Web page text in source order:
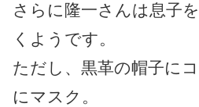
さらに隆一さんは息子
くようです。
ただし、黒革の帽子に
にマスク。